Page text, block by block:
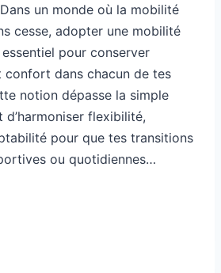
un monde où la mobilité
cesse, adopter une mobilité
pour conserver
dans chacun de tes
notion dépasse la simple
d’harmoniser flexibilité,
pour que tes transitions
ou quotidiennes…